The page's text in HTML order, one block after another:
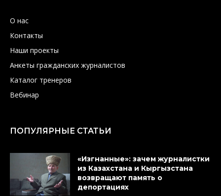
О нас
Контакты
Наши проекты
Анкеты гражданских журналистов
Каталог тренеров
Вебинар
ПОПУЛЯРНЫЕ СТАТЬИ
«Изгнанные»: зачем журналистки
из Казахстана и Кыргызстана
возвращают память о
депортациях